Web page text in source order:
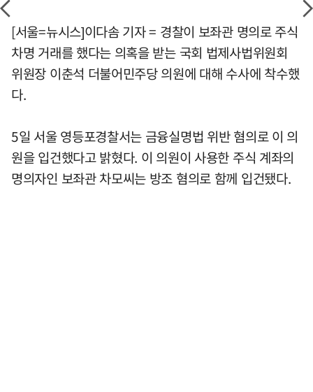
[서울=뉴시스]이다솜 기자 = 경찰이 보좌관 명의로 주식
차명 거래를 했다는 의혹을 받는 국회 법제사법위원회
위원장 이춘석 더불어민주당 의원에 대해 수사에 착수했
다.
5일 서울 영등포경찰서는 금융실명법 위반 혐의로 이 의
원을 입건했다고 밝혔다. 이 의원이 사용한 주식 계좌의
명의자인 보좌관 차모씨는 방조 혐의로 함께 입건됐다.